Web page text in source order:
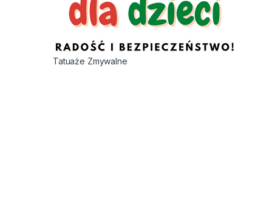
Tatuaże Zmywalne